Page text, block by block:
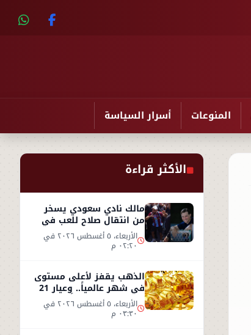
المنوعات أسرار السياسة
الأكثر قراءة
مالك نادي سعودي يسخر
من انتقال صلاح للعب في
تركيا ورفضه روشن الأربعاء، ٥ أغسطس ٢٠٢٦ في
٠٢:٢٠ م
الذهب يقفز لأعلى مستوى
في شهر عالمياً.. وعيار 21
يسجل 5930 جنيهاً الأربعاء، ٥ أغسطس ٢٠٢٦ في
٠٣:٣٠ م